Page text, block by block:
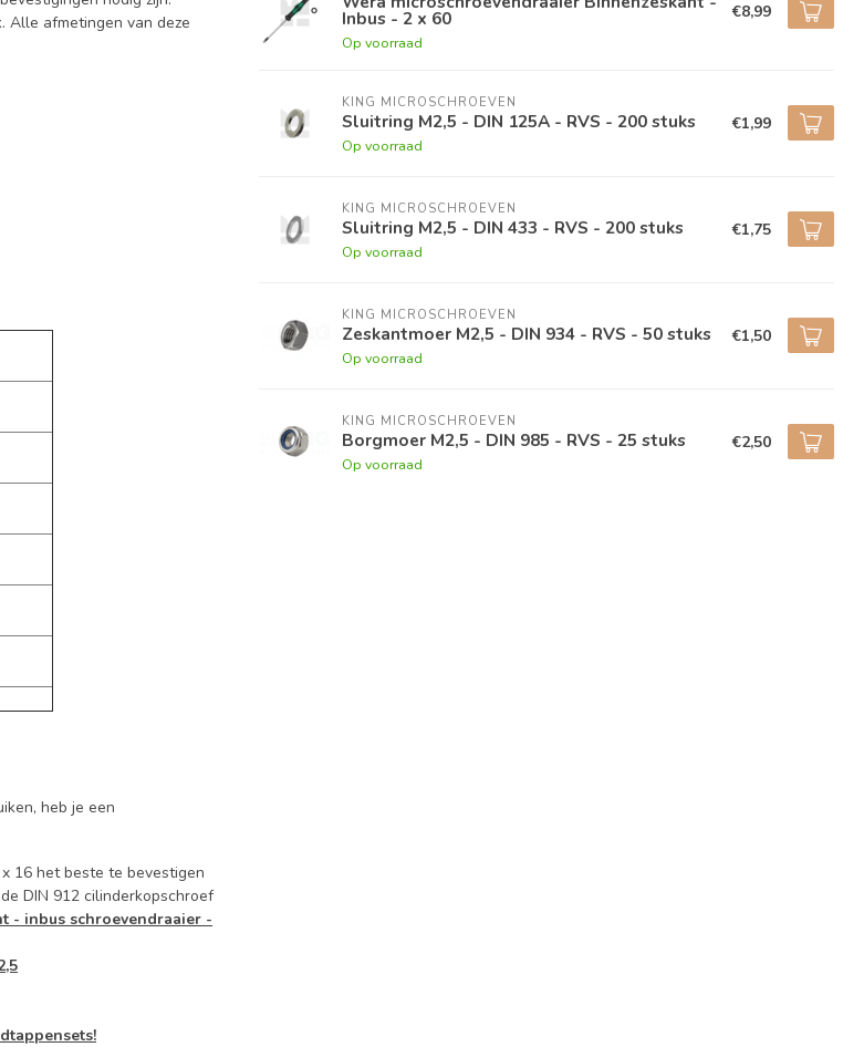
Alle afmetingen van deze
heb je een
16 het beste te bevestigen
DIN 912 cilinderkopschroef
- inbus schroevendraaier -
Inbus - 2 x 60
Op voorraad
€8,99
KING MICROSCHROEVEN
Sluitring M2,5 - DIN 125A - RVS - 200 stuks
Op voorraad
€1,99
KING MICROSCHROEVEN
Sluitring M2,5 - DIN 433 - RVS - 200 stuks
Op voorraad
€1,75
KING MICROSCHROEVEN
Zeskantmoer M2,5 - DIN 934 - RVS - 50 stuks
Op voorraad
€1,50
KING MICROSCHROEVEN
Borgmoer M2,5 - DIN 985 - RVS - 25 stuks
Op voorraad
€2,50